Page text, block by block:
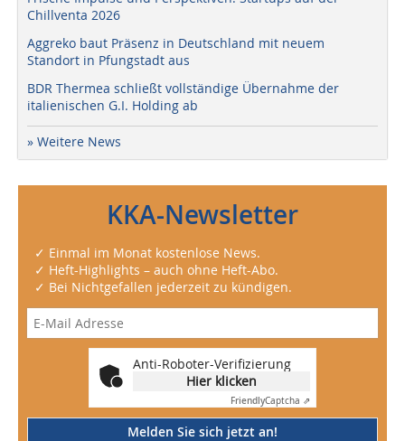
Chillventa 2026
Aggreko baut Präsenz in Deutschland mit neuem
Standort in Pfungstadt aus
BDR Thermea schließt vollständige Übernahme der
italienischen G.I. Holding ab
» Weitere News
KKA-Newsletter
✓ Einmal im Monat kostenlose News.
✓ Heft-Highlights – auch ohne Heft-Abo.
✓ Bei Nichtgefallen jederzeit zu kündigen.
Anti-Roboter-Verifizierung
Hier klicken
FriendlyCaptcha ⇗
Melden Sie sich jetzt an!